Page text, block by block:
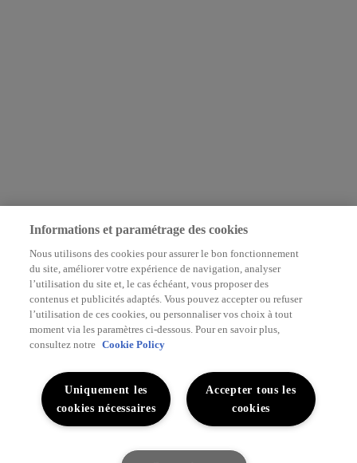
Informations et paramétrage des cookies
Nous utilisons des cookies pour assurer le bon fonctionnement
du site, améliorer votre expérience de navigation, analyser
l’utilisation du site et, le cas échéant, vous proposer des
contenus et publicités adaptés. Vous pouvez accepter ou refuser
l’utilisation de ces cookies, ou personnaliser vos choix à tout
moment via les paramètres ci-dessous. Pour en savoir plus,
consultez notre Cookie Policy
Accepter tous les
cookies
Uniquement les
cookies nécessaires